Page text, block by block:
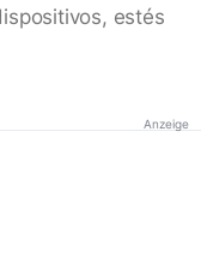
estés
Anzeige